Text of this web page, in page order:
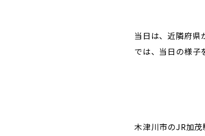
当日は、近隣府県
では、当日の様子
木津川市のJR加茂